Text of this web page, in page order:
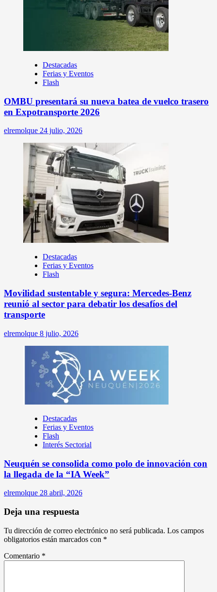
Destacadas
Ferias y Eventos
Flash
OMBU presentará su nueva batea de vuelco trasero
en Expotransporte 2026
elremolque 24 julio, 2026
Destacadas
Ferias y Eventos
Flash
Movilidad sustentable y segura: Mercedes-Benz
reunió al sector para debatir los desafíos del
transporte
elremolque 8 julio, 2026
Destacadas
Ferias y Eventos
Flash
Interés Sectorial
Neuquén se consolida como polo de innovación con
la llegada de la “IA Week”
elremolque 28 abril, 2026
Deja una respuesta
Tu dirección de correo electrónico no será publicada. Los campos
obligatorios están marcados con *
Comentario *